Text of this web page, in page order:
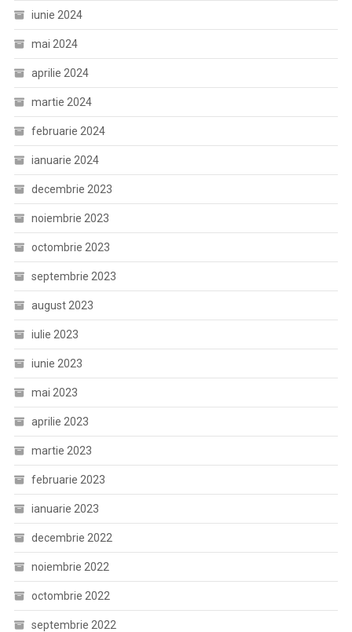
iunie 2024
mai 2024
aprilie 2024
martie 2024
februarie 2024
ianuarie 2024
decembrie 2023
noiembrie 2023
octombrie 2023
septembrie 2023
august 2023
iulie 2023
iunie 2023
mai 2023
aprilie 2023
martie 2023
februarie 2023
ianuarie 2023
decembrie 2022
noiembrie 2022
octombrie 2022
septembrie 2022